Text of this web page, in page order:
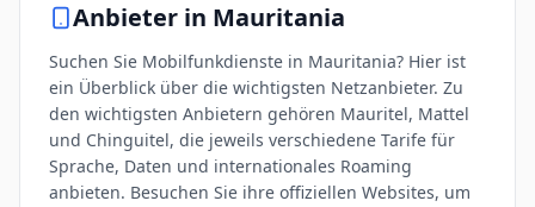
Anbieter in Mauritania
Suchen Sie Mobilfunkdienste in Mauritania? Hier ist
ein Überblick über die wichtigsten Netzanbieter. Zu
den wichtigsten Anbietern gehören Mauritel, Mattel
und Chinguitel, die jeweils verschiedene Tarife für
Sprache, Daten und internationales Roaming
anbieten. Besuchen Sie ihre offiziellen Websites, um